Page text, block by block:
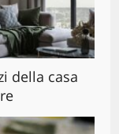
della casa